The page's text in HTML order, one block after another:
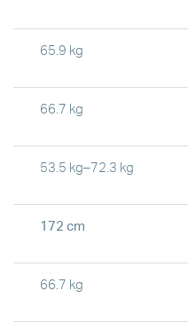
65.9 kg
66.7 kg
53.5 kg–72.3 kg
172 cm
66.7 kg